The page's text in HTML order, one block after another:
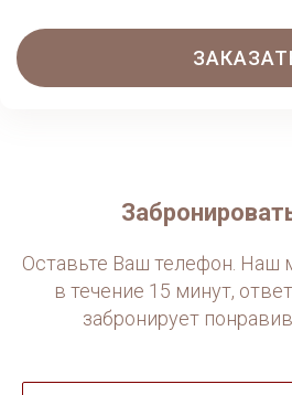
Оставьте Ваш телефон. Наш
в течение 15 минут,
забронирует